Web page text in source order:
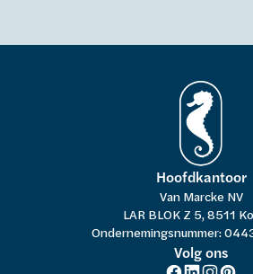
Hoofdkantoor
Van Marcke NV
LAR BLOK Z 5, 8511
Ondernemingsnummer:
Volg ons